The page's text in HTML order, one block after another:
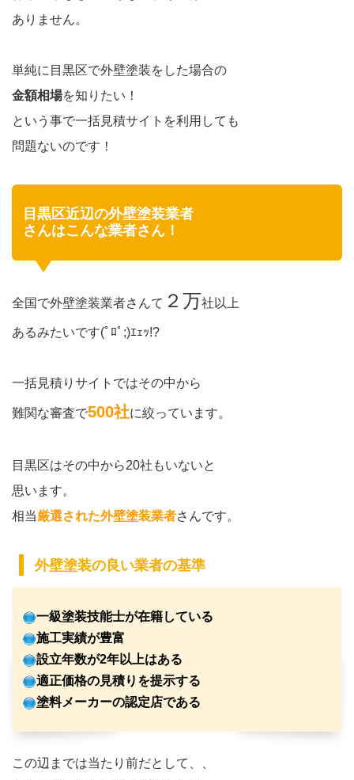
ありません。
単純に目黒区で外壁塗装をした場合の
金額相場を知りたい！
という事で一括見積サイトを利用しても
問題ないのです！
目黒区近辺の外壁塗装業者
さんはこんな業者さん！
全国で外壁塗装業者さんて ２万社以上
あるみたいです(ﾟﾛﾟ;)ｴｪｯ!?
一括見積りサイトではその中から
難関な審査で500社に絞っています。
目黒区はその中から20社もいないと
思います。
相当厳選された外壁塗装業者さんです。
外壁塗装の良い業者の基準
一級塗装技能士が在籍している
施工実績が豊富
設立年数が2年以上はある
適正価格の見積りを提示する
塗料メーカーの認定店である
この辺までは当たり前だとして、、